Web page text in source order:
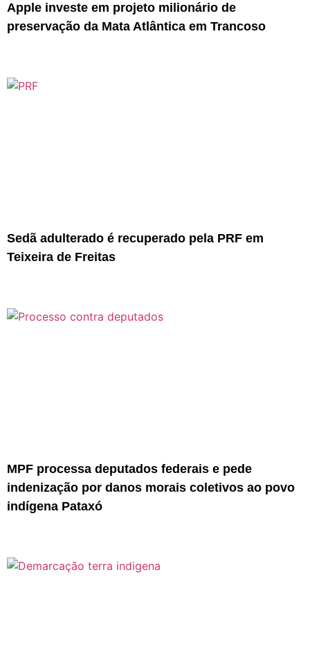
Apple investe em projeto milionário de
preservação da Mata Atlântica em Trancoso
Sedã adulterado é recuperado pela PRF em
Teixeira de Freitas
MPF processa deputados federais e pede
indenização por danos morais coletivos ao povo
indígena Pataxó